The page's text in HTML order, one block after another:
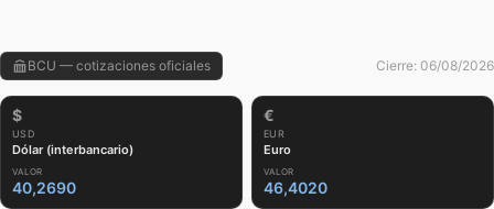
BCU — cotizaciones oficiales Cierre: 06/08/2026
$
USD
Dólar (interbancario)
VALOR
40,2690
€
EUR
Euro
VALOR
46,4020